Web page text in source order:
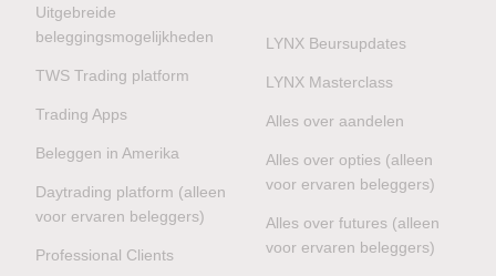
Uitgebreide
beleggingsmogelijkheden
TWS Trading platform
Trading Apps
Beleggen in Amerika
Daytrading platform (alleen
voor ervaren beleggers)
Professional Clients
LYNX Beursupdates
LYNX Masterclass
Alles over aandelen
Alles over opties (alleen
voor ervaren beleggers)
Alles over futures (alleen
voor ervaren beleggers)